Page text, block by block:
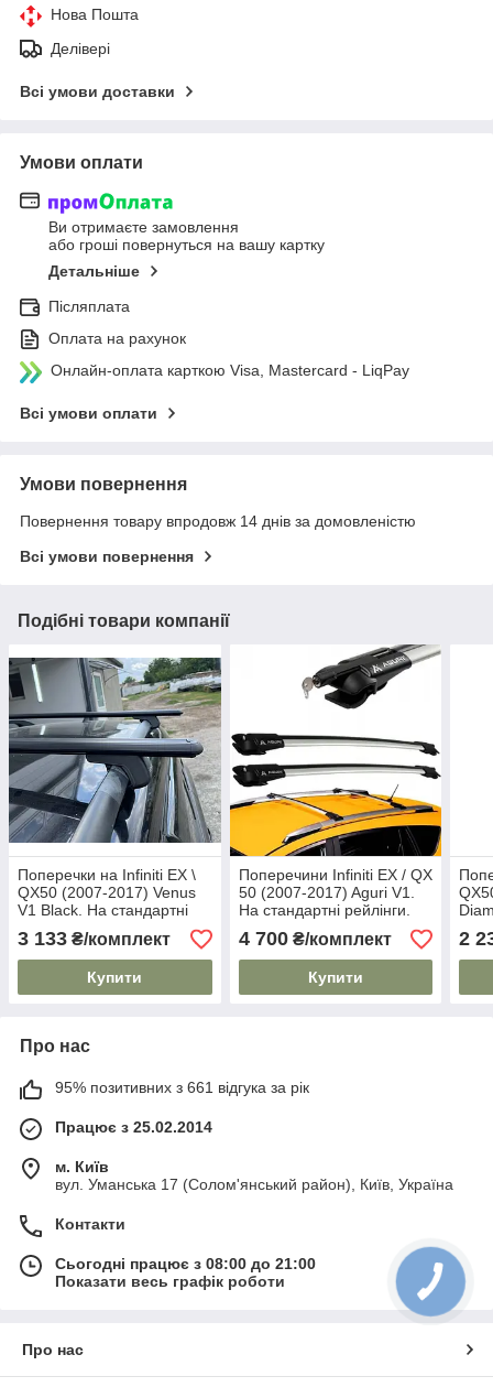
Нова Пошта
Делівері
Всі умови доставки
Умови оплати
Ви отримаєте замовлення
або гроші повернуться на вашу картку
Детальніше
Післяплата
Оплата на рахунок
Онлайн-оплата карткою Visa, Mastercard - LiqPay
Всі умови оплати
Умови повернення
Повернення товару впродовж 14 днів за домовленістю
Всі умови повернення
Подібні товари компанії
Поперечки на Infiniti EX \
QX50 (2007-2017) Venus
V1 Black. На стандартні
рейлінги. Без замка. Чорні
3 133 ₴/комплект
Купити
Поперечини Infiniti EX / QX
50 (2007-2017) Aguri V1.
На стандартні рейлінги.
Сірі
4 700₴/комплект
Купити
2
Про нас
95% позитивних з 661 відгука за рік
Працює з 25.02.2014
м. Київ
вул. Уманська 17 (Солом'янський район), Київ, Україна
Контакти
Сьогодні працює з 08:00 до 21:00
Показати весь графік роботи
Про нас